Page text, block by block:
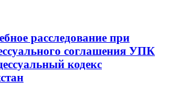
расследование при
соглашения УПК
кодекс